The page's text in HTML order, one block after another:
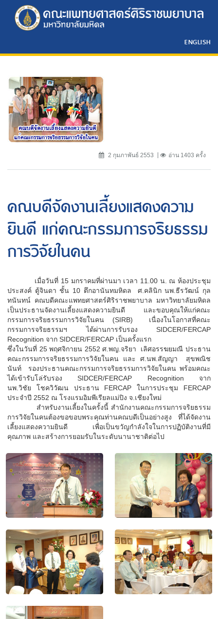
ENGLISH
2 กุมภาพันธ์ 2553 อ่าน 1403 ครั้ง
คณบดีจัดงานเลี้ยงแสดงความ
ยินดี แก่คณะกรรมการจริยธรรม
การวิจัยในคน
เมื่อวันที่ 15 มกราคมที่ผ่านมา เวลา 11.00 น. ณ ห้องประชุม
ประสงค์ ตู้จินดา ชั้น 10 ตึกอานันทมหิดล ศ.คลินิก นพ.ธีรวัฒน์ กุล
ทนันทน์ คณบดีคณะแพทยศาสตร์ศิริราชพยาบาล มหาวิทยาลัยมหิดล
เป็นประธานจัดงานเลี้ยงแสดงความยินดี และขอบคุณให้แก่คณะ
กรรมการจริยธรรมการวิจัยในคน (SIRB) เนื่องในโอกาสที่คณะ
กรรมการจริยธรรมฯ ได้ผ่านการรับรอง SIDCER/FERCAP
Recognition จาก SIDCER/FERCAP เป็นครั้งแรก
ซึ่งในวันที่ 25 พฤศจิกายน 2552 ศ.พญ.จริยา เลิศอรรฆยมณี ประธาน
คณะกรรมการจริยธรรมการวิจัยในคน และ ศ.นพ.สัญญา สุขพณิช
นันท์ รองประธานคณะกรรมการจริยธรรมการวิจัยในคน พร้อมคณะ
ได้เข้ารับโล่รับรอง SIDCER/FERCAP Recognition จาก
นพ.วิชัย โชควิวัฒน ประธาน FERCAP ในการประชุม FERCAP
ประจำปี 2552 ณ โรงแรมอิมพีเรียลแม่ปิง จ.เชียงใหม่
สำหรับงานเลี้ยงในครั้งนี้ สำนักงานคณะกรรมการจริยธรรม
การวิจัยในคนต้องขอขอบพระคุณท่านคณบดีเป็นอย่างสูง ที่ได้จัดงาน
เลี้ยงแสดงความยินดี เพื่อเป็นขวัญกำลังใจในการปฏิบัติงานที่มี
คุณภาพ และสร้างการยอมรับในระดับนานาชาติต่อไป